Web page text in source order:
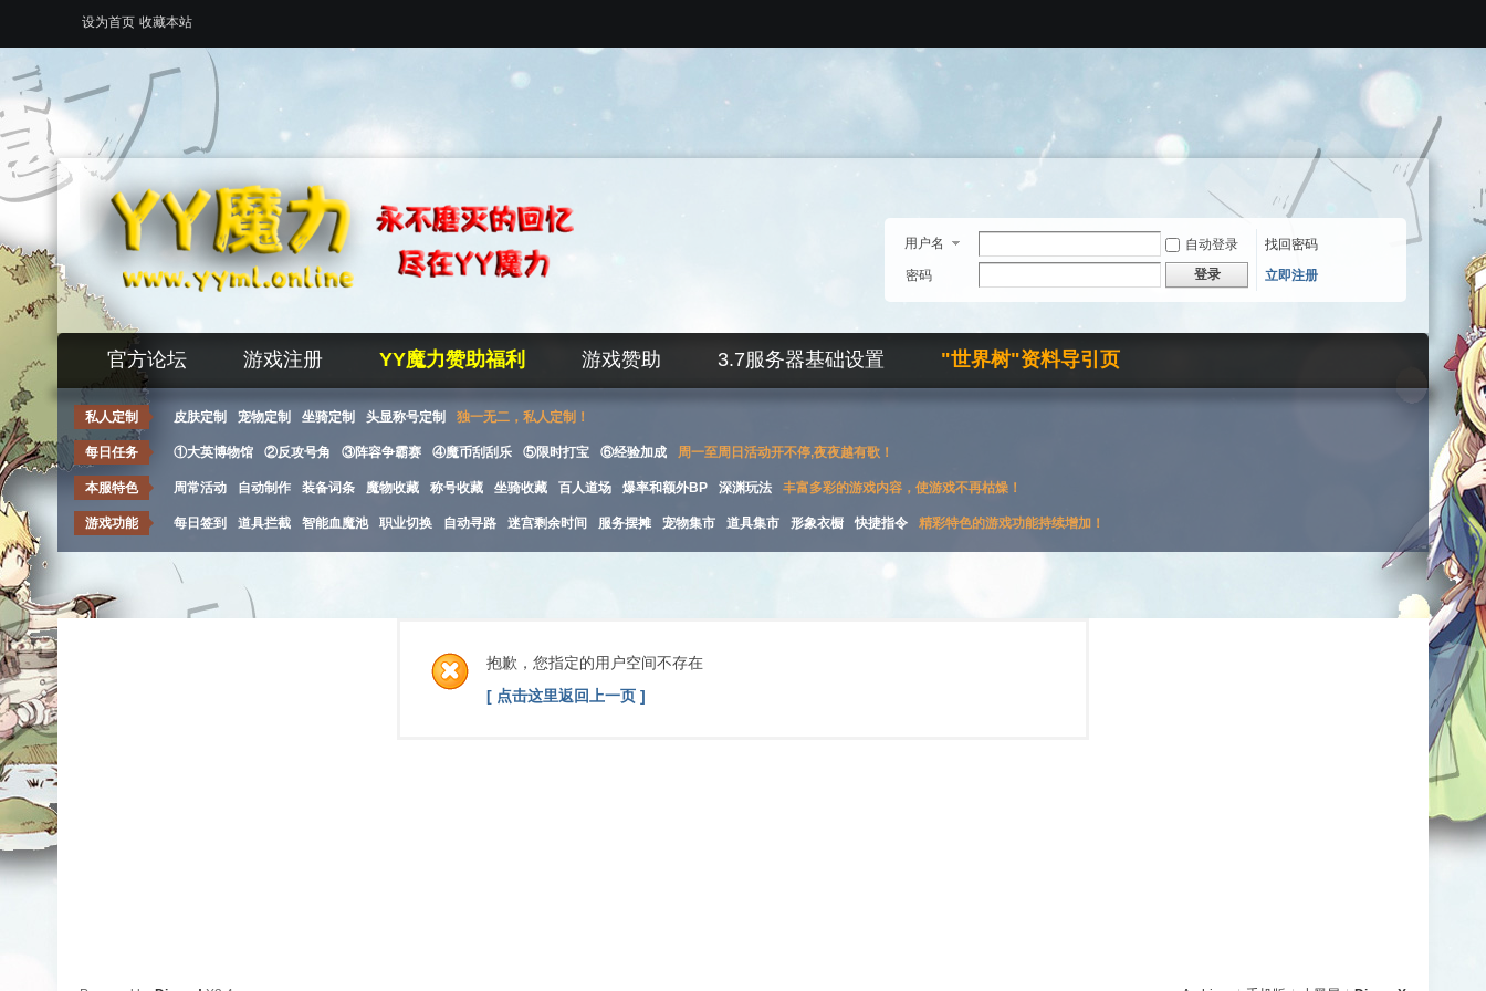
设为首页 收藏本站
用户名 自动登录
找回密码
密码
登录 立即注册
官方论坛 游戏注册 YY魔力赞助福利 游戏赞助 3.7服务器基础设置 "世界树"资料导引页
私人定制 皮肤定制 宠物定制 坐骑定制 头显称号定制 独一无二，私人定制！
每日任务 ①大英博物馆 ②反攻号角 ③阵容争霸赛 ④魔币刮刮乐 ⑤限时打宝 ⑥经验加成 周一至周日活动开不停,夜夜越有歌！
本服特色 周常活动 自动制作 装备词条 魔物收藏 称号收藏 坐骑收藏 百人道场 爆率和额外BP 深渊玩法 丰富多彩的游戏内容，使游戏不再枯燥！
游戏功能 每日签到 道具拦截 智能血魔池 职业切换 自动寻路 迷宫剩余时间 服务摆摊 宠物集市 道具集市 形象衣橱 快捷指令 精彩特色的游戏功能持续增加！
抱歉，您指定的用户空间不存在
[ 点击这里返回上一页 ]